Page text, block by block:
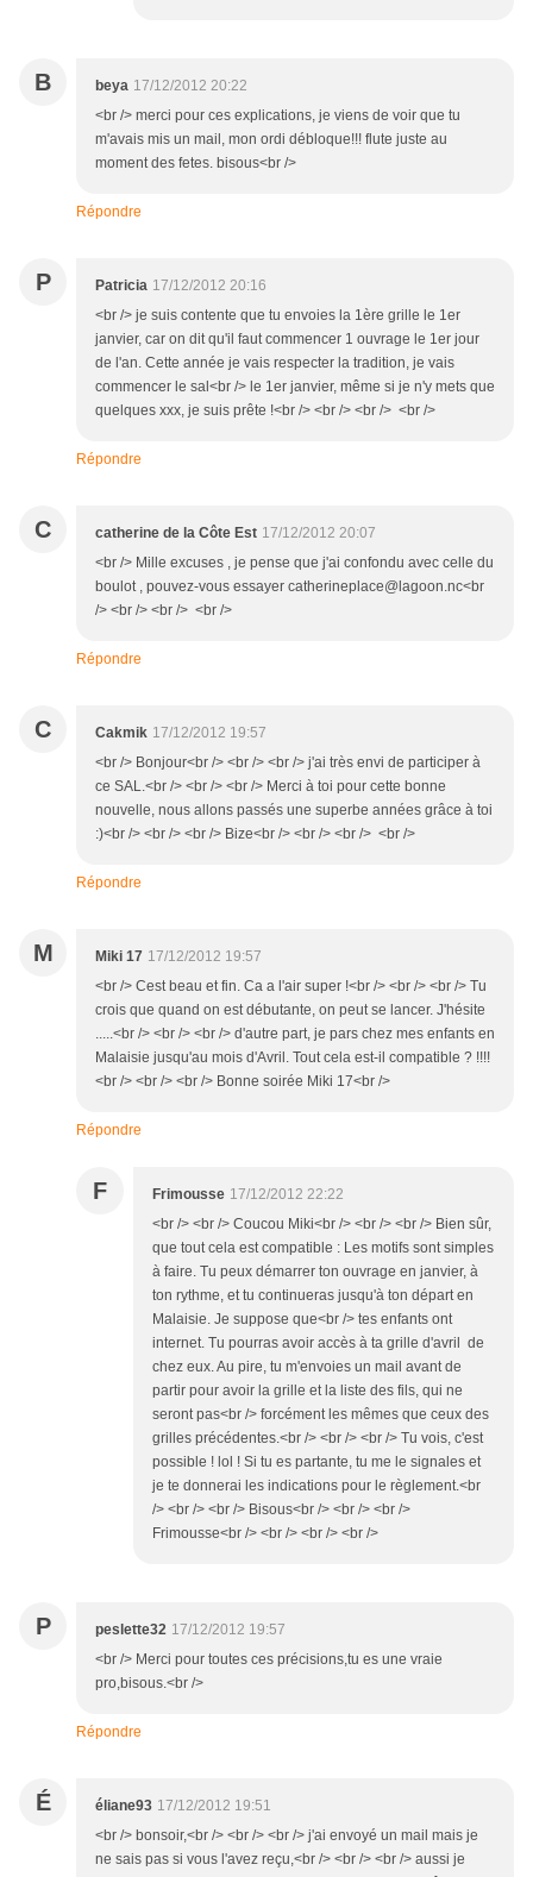
B beya 17/12/2012 20:22
<br /> merci pour ces explications, je viens de voir que tu
m'avais mis un mail, mon ordi débloque!!! flute juste au
moment des fetes. bisous<br />
Répondre
P Patricia 17/12/2012 20:16
<br /> je suis contente que tu envoies la 1ère grille le 1er
janvier, car on dit qu'il faut commencer 1 ouvrage le 1er jour
de l'an. Cette année je vais respecter la tradition, je vais
commencer le sal<br /> le 1er janvier, même si je n'y mets que
quelques xxx, je suis prête !<br /> <br /> <br /> <br />
Répondre
C catherine de la Côte Est 17/12/2012 20:07
<br /> Mille excuses , je pense que j'ai confondu avec celle du
boulot , pouvez-vous essayer catherineplace@lagoon.nc<br
/> <br /> <br /> <br />
Répondre
C Cakmik 17/12/2012 19:57
<br /> Bonjour<br /> <br /> <br /> j'ai très envi de participer à
ce SAL.<br /> <br /> <br /> Merci à toi pour cette bonne
nouvelle, nous allons passés une superbe années grâce à toi
:)<br /> <br /> <br /> Bize<br /> <br /> <br /> <br />
Répondre
M Miki 17 17/12/2012 19:57
<br /> Cest beau et fin. Ca a l'air super !<br /> <br /> <br /> Tu
crois que quand on est débutante, on peut se lancer. J'hésite
.....<br /> <br /> <br /> d'autre part, je pars chez mes enfants en
Malaisie jusqu'au mois d'Avril. Tout cela est-il compatible ? !!!!
<br /> <br /> <br /> Bonne soirée Miki 17<br />
Répondre
F Frimousse 17/12/2012 22:22
<br /> <br /> Coucou Miki<br /> <br /> <br /> Bien sûr,
que tout cela est compatible : Les motifs sont simples
à faire. Tu peux démarrer ton ouvrage en janvier, à
ton rythme, et tu continueras jusqu'à ton départ en
Malaisie. Je suppose que<br /> tes enfants ont
internet. Tu pourras avoir accès à ta grille d'avril de
chez eux. Au pire, tu m'envoies un mail avant de
partir pour avoir la grille et la liste des fils, qui ne
seront pas<br /> forcément les mêmes que ceux des
grilles précédentes.<br /> <br /> <br /> Tu vois, c'est
possible ! lol ! Si tu es partante, tu me le signales et
je te donnerai les indications pour le règlement.<br
/> <br /> <br /> Bisous<br /> <br /> <br />
Frimousse<br /> <br /> <br /> <br />
P peslette32 17/12/2012 19:57
<br /> Merci pour toutes ces précisions,tu es une vraie
pro,bisous.<br />
Répondre
É éliane93 17/12/2012 19:51
<br /> bonsoir,<br /> <br /> <br /> j'ai envoyé un mail mais je
ne sais pas si vous l'avez reçu,<br /> <br /> <br /> aussi je